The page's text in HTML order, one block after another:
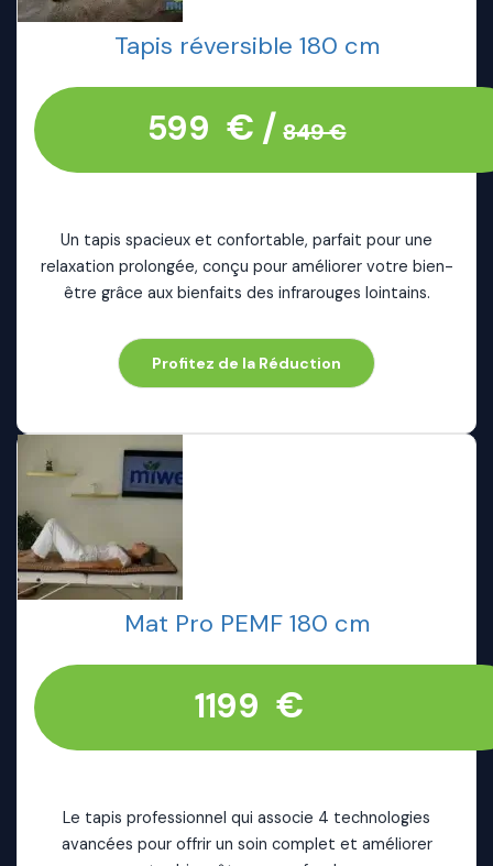
Tapis réversible 180 cm
599 € / 849 €
Un tapis spacieux et confortable, parfait pour une
relaxation prolongée, conçu pour améliorer votre bien-
être grâce aux bienfaits des infrarouges lointains.
Profitez de la Réduction
Mat Pro PEMF 180 cm
1199 €
Le tapis professionnel qui associe 4 technologies
avancées pour offrir un soin complet et améliorer